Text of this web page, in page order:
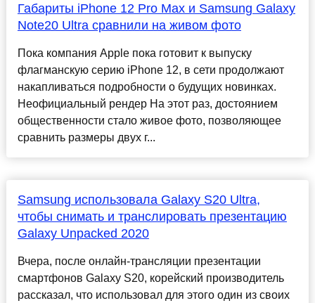
Габариты iPhone 12 Pro Max и Samsung Galaxy
Note20 Ultra сравнили на живом фото
Пока компания Apple пока готовит к выпуску
флагманскую серию iPhone 12, в сети продолжают
накапливаться подробности о будущих новинках.
Неофициальный рендер На этот раз, достоянием
общественности стало живое фото, позволяющее
сравнить размеры двух г...
Samsung использовала Galaxy S20 Ultra,
чтобы снимать и транслировать презентацию
Galaxy Unpacked 2020
Вчера, после онлайн-трансляции презентации
смартфонов Galaxy S20, корейский производитель
рассказал, что использовал для этого один из своих